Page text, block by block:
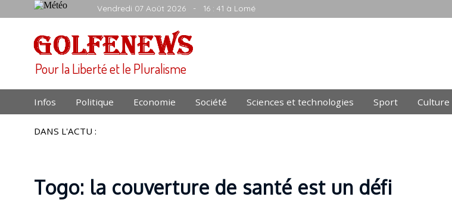
Vendredi 07 Août 2026 - 16 : 41 à Lomé
Pour la Liberté et le Pluralisme
Infos Politique Economie Société Sciences et technologies Sport Culture
DANS L'ACTU :
Togo: la couverture de santé est un défi